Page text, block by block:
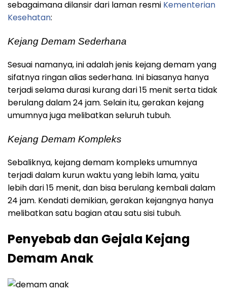
sebagaimana dilansir dari laman resmi Kementerian
Kesehatan:
Kejang Demam Sederhana
Sesuai namanya, ini adalah jenis kejang demam yang
sifatnya ringan alias sederhana. Ini biasanya hanya
terjadi selama durasi kurang dari 15 menit serta tidak
berulang dalam 24 jam. Selain itu, gerakan kejang
umumnya juga melibatkan seluruh tubuh.
Kejang Demam Kompleks
Sebaliknya, kejang demam kompleks umumnya
terjadi dalam kurun waktu yang lebih lama, yaitu
lebih dari 15 menit, dan bisa berulang kembali dalam
24 jam. Kendati demikian, gerakan kejangnya hanya
melibatkan satu bagian atau satu sisi tubuh.
Penyebab dan Gejala Kejang
Demam Anak